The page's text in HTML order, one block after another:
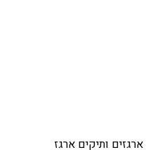
ארגזים ותיקים ארגז